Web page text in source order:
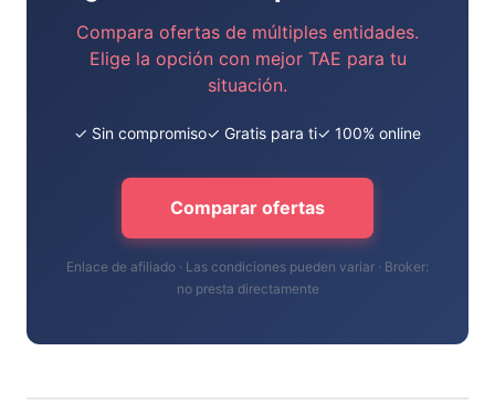
Compara ofertas de múltiples entidades.
Elige la opción con mejor TAE para tu
situación.
✓ Sin compromiso✓ Gratis para ti✓ 100% online
Comparar ofertas
Enlace de afiliado · Las condiciones pueden variar · Broker:
no presta directamente